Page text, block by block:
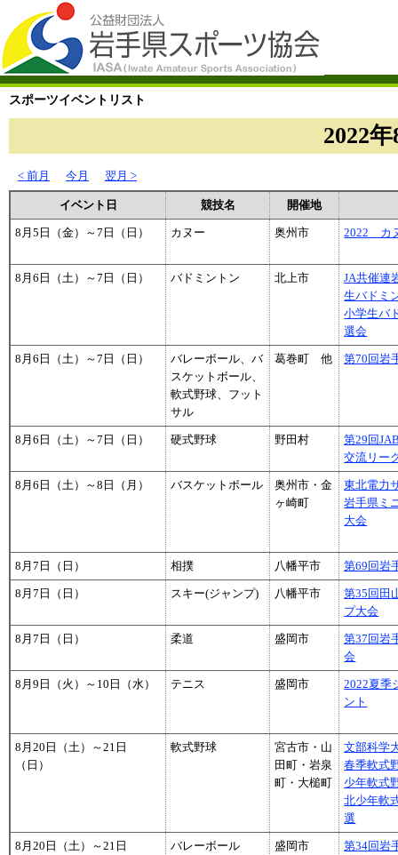
スポーツイベントリスト
2022
< 前月 今月 翌月 >
イベント日 競技名 開催地
8月5日（金）～7日（日） カヌー 奥州市 2022 カ
8月6日（土）～7日（日） バドミントン 北上市
JA共催連
生バドミ
小学生バ
選会
8月6日（土）～7日（日）
バレーボール、バ
スケットボール、
軟式野球、フット
サル
葛巻町 他 第70回岩
8月6日（土）～7日（日） 硬式野球 野田村
第29回
交流リー
8月6日（土）～8日（月） バスケットボール
奥州市・金
ヶ崎町
東北電力
岩手県ミ
大会
8月7日（日） 相撲 八幡平市 第69回岩
8月7日（日） スキー(ジャンプ) 八幡平市
第35回田
プ大会
8月7日（日） 柔道 盛岡市
第37回岩
会
8月9日（火）～10日（水） テニス 盛岡市
2022夏季
ント
8月20日（土）～21日
（日）
軟式野球
宮古市・山
田町・岩泉
町・大槌町
文部科学
春季軟式
少年軟式
北少年軟
選
8月20日（土）～21日
バレーボール 盛岡市
第34回岩